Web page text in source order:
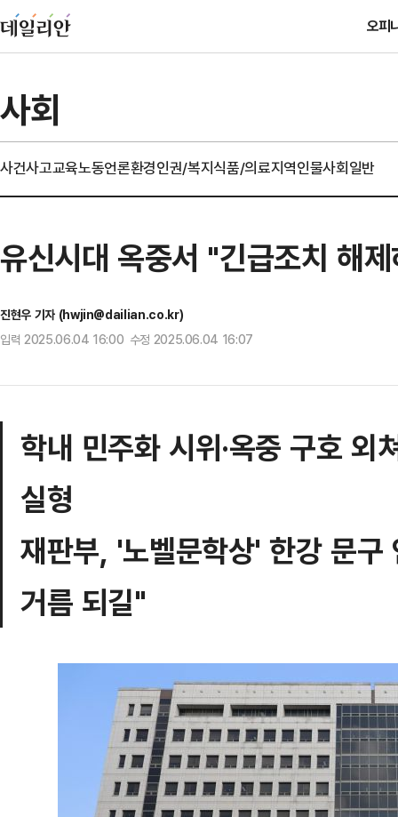
오피
사회
사건사고교육노동언론환경인권/복지식품/의료지역인물사회일반
유신시대 옥중서 "긴급조치 해
진현우 기자 (hwjin@dailian.co.kr)
입력 2025.06.04 16:00 수정 2025.06.04 16:07
학내 민주화 시위·옥중 구호
실형
재판부, '노벨문학상' 한강 문
거름 되길"